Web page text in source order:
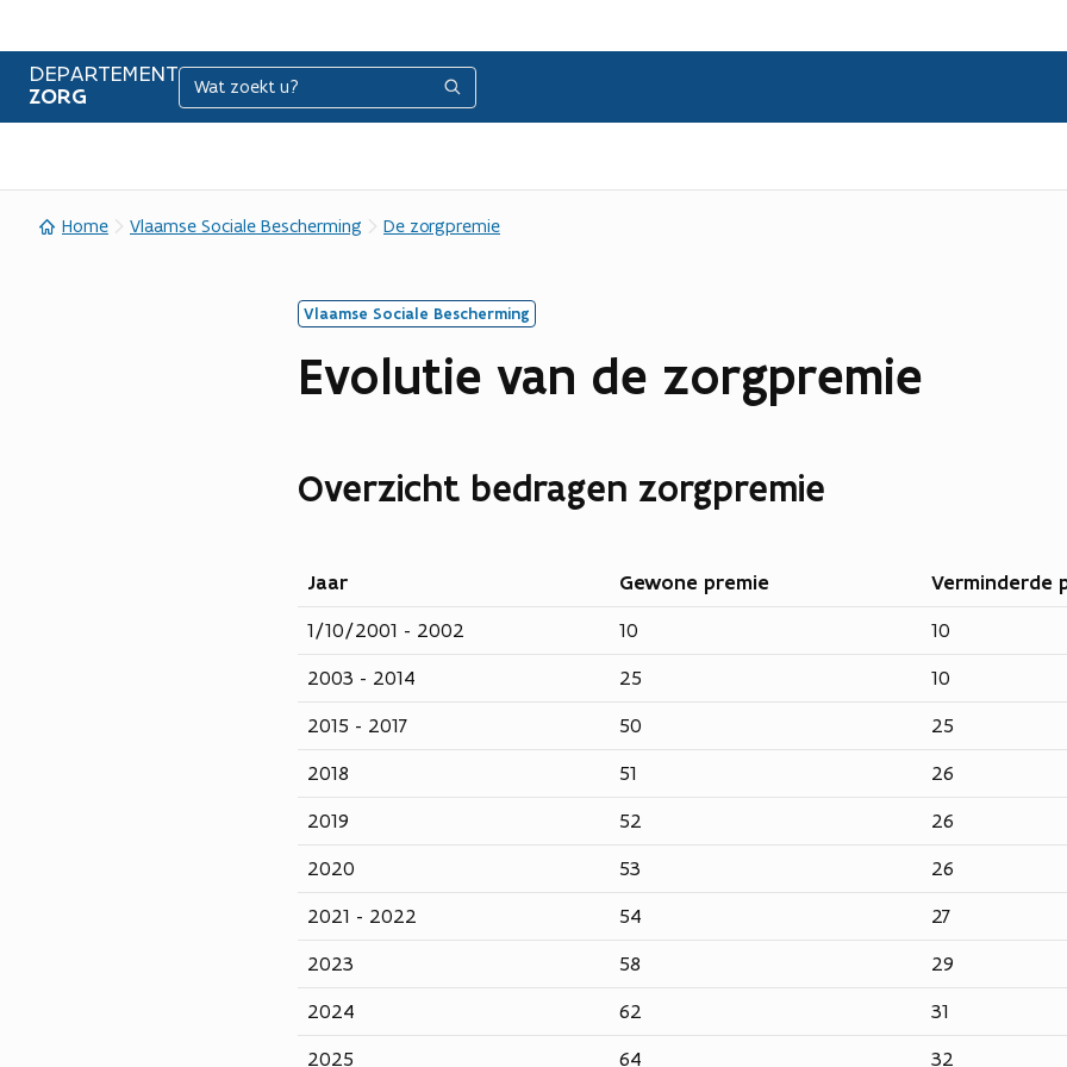
DEPARTEMENT
ZORG
Zoeken Zoeken
Home Vlaamse Sociale Bescherming De zorgpremie
Vlaamse Sociale Bescherming
Evolutie van de zorgpremie
Overzicht bedragen zorgpremie
Jaar Gewone premie
Verminderde
1/10/2001 - 2002
10
10
2003 - 2014
25
10
2015 - 2017
50
25
2018
51
26
2019
52
26
2020
53
26
2021 - 2022
54
27
2023
58
29
2024
62
31
2025
64 32